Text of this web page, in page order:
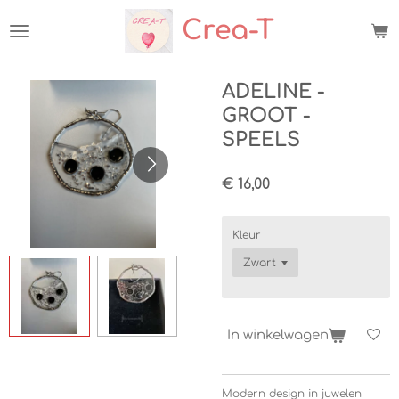
direct
hoofdinhoud
Crea-T
ADELINE -
GROOT -
SPEELS
€ 16,00
Kleur
In winkelwagen
Modern design in juwelen